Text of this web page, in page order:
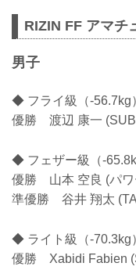
RIZIN FF アマチ
男子
◆ フライ級（-56.7kg
優勝 渡辺 康一
◆ フェザー級（-
優勝 山本 空良 (パ
準優勝 谷井 翔太
◆ ライト級（-70.3kg
優勝 Xabidi Fabien